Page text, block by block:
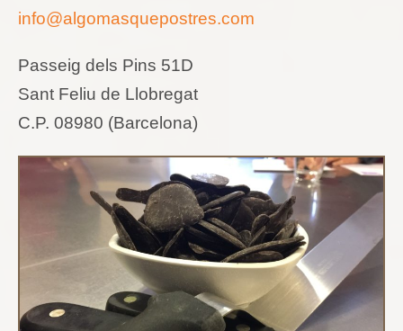
info@algomasquepostres.com
Passeig dels Pins 51D
Sant Feliu de Llobregat
C.P. 08980 (Barcelona)